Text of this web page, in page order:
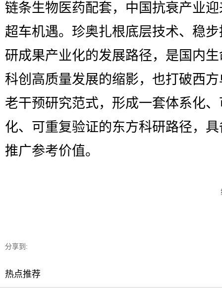
链条生物医药配套，中国抗衰产业
超车机遇。珍奥扎根底层技术、稳
研成果产业化的发展路径，是国内
科创高质量发展的缩影，也打破西
老干预研究范式，形成一套体系化
化、可重复验证的东方科研路径，
推广参考价值。
分享到:
热点推荐